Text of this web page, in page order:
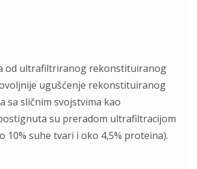
od ultrafiltriranog rekonstituiranog
ugušćenje rekonstituiranog
sa sličnim svojstvima kao
su preradom ultrafiltracijom
suhe tvari i oko 4,5% proteina).